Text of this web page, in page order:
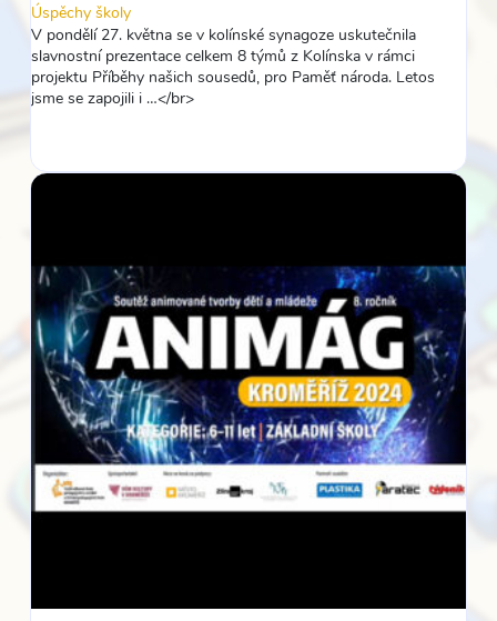
Úspěchy školy
V pondělí 27. května se v kolínské synagoze uskutečnila
slavnostní prezentace celkem 8 týmů z Kolínska v rámci
projektu Příběhy našich sousedů, pro Paměť národa. Letos
jsme se zapojili i …</br>